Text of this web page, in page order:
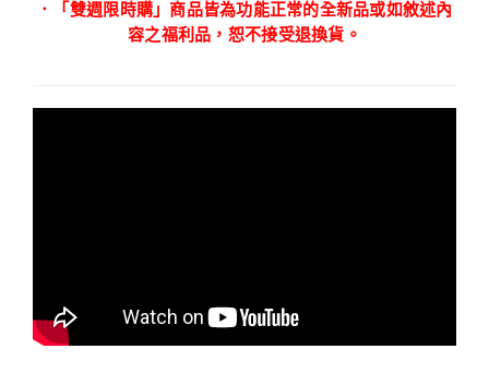
．「雙週限時購」商品皆為功能正常的全新品或如敘述內
容之福利品，恕不接受退換貨。